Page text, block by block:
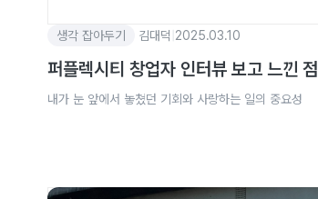
생각 잡아두기 김대덕 2025.03.10
퍼플렉시티 창업자 인터뷰 보고 느낀 점
내가 눈 앞에서 놓쳤던 기회와 사랑하는 일의 중요성